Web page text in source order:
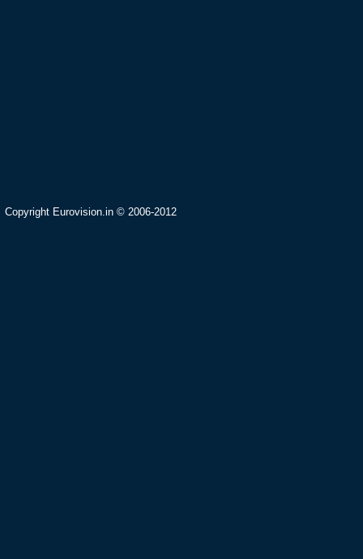
Copyright Eurovision.in © 2006-2012